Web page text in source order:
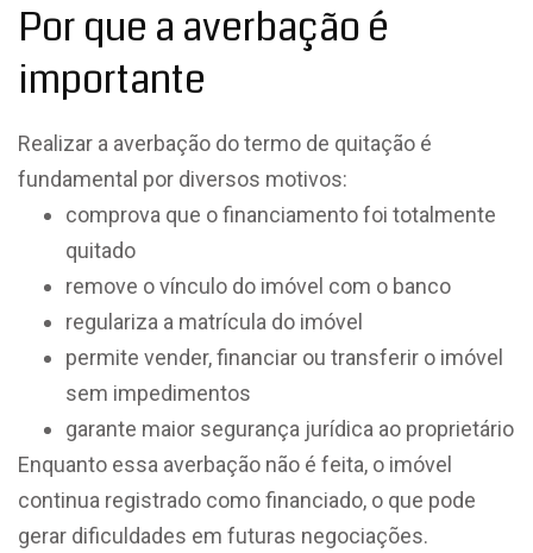
Por que a averbação é
importante
Realizar a averbação do termo de quitação é
fundamental por diversos motivos:
comprova que o financiamento foi totalmente
quitado
remove o vínculo do imóvel com o banco
regulariza a matrícula do imóvel
permite vender, financiar ou transferir o imóvel
sem impedimentos
garante maior segurança jurídica ao proprietário
Enquanto essa averbação não é feita, o imóvel
continua registrado como financiado, o que pode
gerar dificuldades em futuras negociações.